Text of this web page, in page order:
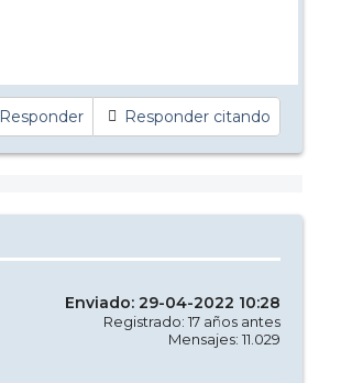
Responder Responder citando
Enviado: 29-04-2022 10:28
Registrado: 17 años antes
Mensajes: 11.029